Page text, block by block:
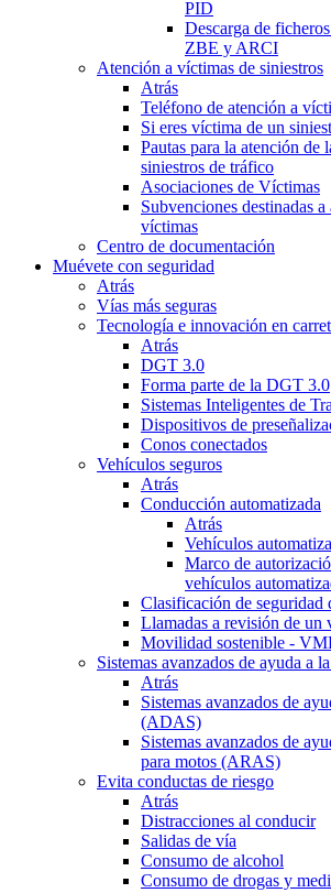
PID
Descarga de
ZBE y ARCI
Atención a víctimas de siniestros
Atrás
Teléfono de atención a
Si eres víctima de un
Pautas para la atención de
siniestros de tráfico
Asociaciones de Víctimas
Subvenciones destinadas
víctimas
Centro de documentación
Muévete con seguridad
Atrás
Vías más seguras
Tecnología e innovación en
Atrás
DGT 3.0
Forma parte de la DGT 3.0
Sistemas Inteligentes de
Dispositivos de
Conos conectados
Vehículos seguros
Atrás
Conducción automatizada
Atrás
Vehículos
Marco de
vehículos
Clasificación de seguridad
Llamadas a revisión de un
Movilidad sostenible -
Sistemas avanzados de ayuda a
Atrás
Sistemas avanzados de
(ADAS)
Sistemas avanzados de
para motos (ARAS)
Evita conductas de riesgo
Atrás
Distracciones al conducir
Salidas de vía
Consumo de alcohol
Consumo de drogas y